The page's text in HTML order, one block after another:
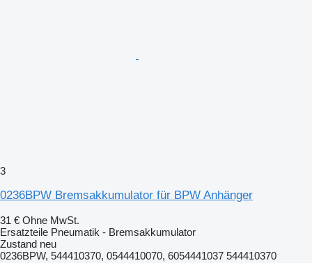
3
0236BPW Bremsakkumulator für BPW Anhänger
31 € Ohne MwSt.
Ersatzteile Pneumatik - Bremsakkumulator
Zustand neu
0236BPW, 544410370, 0544410070, 6054441037 544410370